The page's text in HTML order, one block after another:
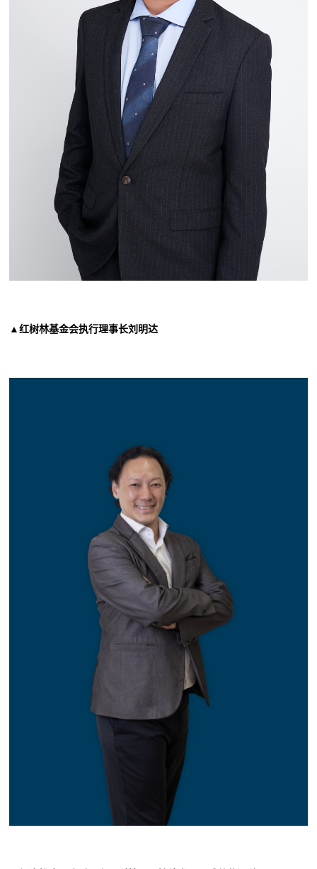
▲红树林基金会执行理事长刘明达